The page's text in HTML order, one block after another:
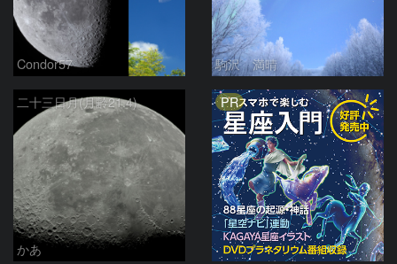
Condor57 駒沢 満晴
二十三日月(月齢21.4)
かあ
PR